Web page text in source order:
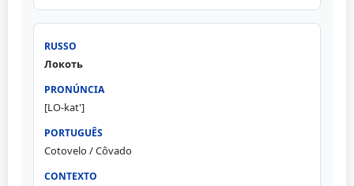
Локоть
[LO-kat']
Cotovelo / Côvado